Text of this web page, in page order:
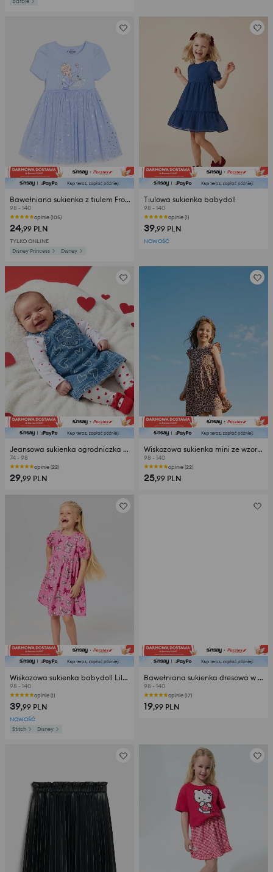
Bawełniana sukienka z tiulem Frozen
98 - 140
opinie (105)
24,99 PLN
TYLKO ONLINE
Disney Princess
Disney
Tiulowa sukienka babydoll
98 - 140
opinie (1)
39,99 PLN
NOWOŚĆ
Jeansowa sukienka ogrodniczka ze wzorem w serca
74 - 98
opinie (22)
29,99 PLN
Wiskozowa sukienka mini ze wzorem w panterkę
98 - 140
opinie (22)
25,99 PLN
Wiskozowa sukienka babydoll Lilo & Stitch
98 - 140
opinie (1)
39,99 PLN
NOWOŚĆ
Stitch
Disney
Bawełniana sukienka dresowa w panterkę
98 - 140
opinie (17)
19,99 PLN